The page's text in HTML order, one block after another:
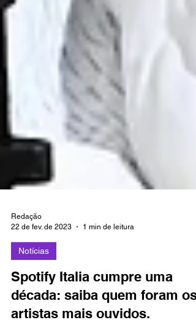
Redação
22 de fev. de 2023
Notícias
Spotify Italia cumpre uma
década: saiba quem foram os